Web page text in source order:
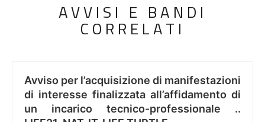
AVVISI E BANDI
CORRELATI
Avviso per l’acquisizione di manifestazioni
di interesse finalizzata all’affidamento di
un incarico tecnico-professionale ..